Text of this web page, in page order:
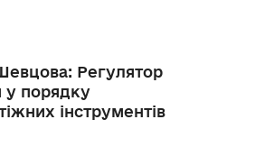
Регулятор
у порядку
інструментів